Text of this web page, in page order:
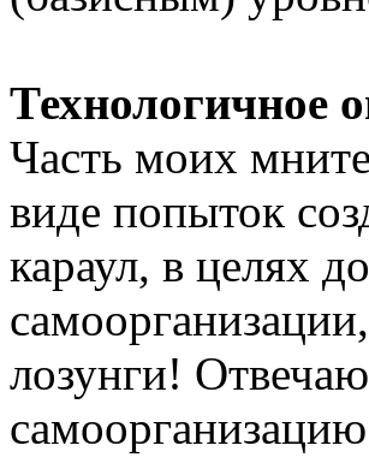
Технологичное
Часть моих
виде попыток
караул, в целях
лозунги!